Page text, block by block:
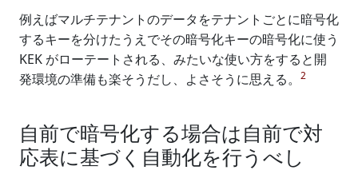
例えばマルチテナントのデータをテナントごとに暗号化
するキーを分けたうえでその暗号化キーの暗号化に使う
KEK がローテートされる、みたいな使い方をすると開
発環境の準備も楽そうだし、よさそうに思える。
2
自前で暗号化する場合は自前で対
応表に基づく自動化を行うべし